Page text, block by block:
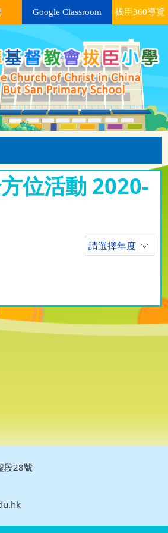
Google Classroom 拔臣360導覽
位活動 2020-
請選擇年度
段28號